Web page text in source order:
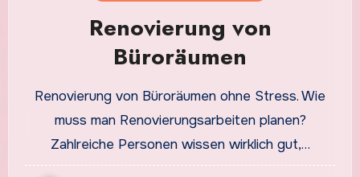
Renovierung von
Büroräumen
Renovierung von Büroräumen ohne Stress. Wie
muss man Renovierungsarbeiten planen?
Zahlreiche Personen wissen wirklich gut,…